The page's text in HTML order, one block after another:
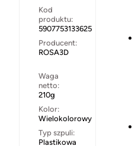
Kod
produktu:
5907753133625
Producent:
ROSA3D
Waga
netto:
210g
Kolor:
Wielokolorowy
Typ szpuli:
Plastikowa